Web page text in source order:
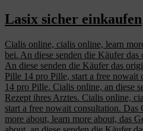
Lasix sicher einkaufen
Cialis online, cialis online, learn
bei. An diese senden die Käufer
An diese senden die Käufer das
Pille 14 pro Pille, start a free nowait
14 pro Pille. Cialis online, an diese
Rezept ihres Arztes. Cialis online,
start a free nowait consultation. Das
more about, learn more about, das